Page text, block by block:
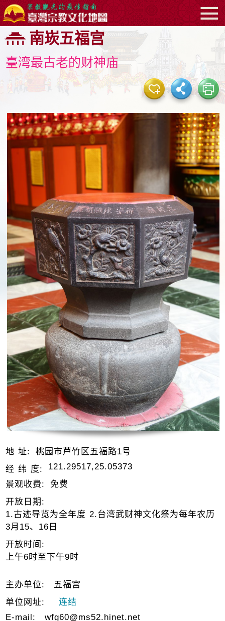
跳
到
要
块
:::
南崁五福宫
臺湾最古老的财神庙
地 址:
桃园市芦竹区五福路1号
经 纬 度:
121.29517,25.05373
景观收费:
免费
开放日期:
1.古迹导览为全年度 2.台湾武财神文化祭为每年农历
3月15、16日
开放时间:
上午6时至下午9时
主办单位:
五福宫
单位网址:
连结
E-mail:
wfg60@ms52.hinet.net